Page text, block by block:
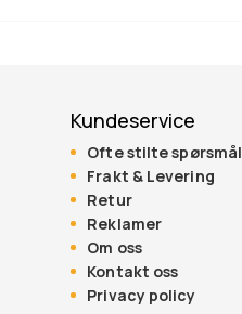
Kundeservice
Ofte stilte spørsmål
Frakt & Levering
Retur
Reklamer
Om oss
Kontakt oss
Privacy policy